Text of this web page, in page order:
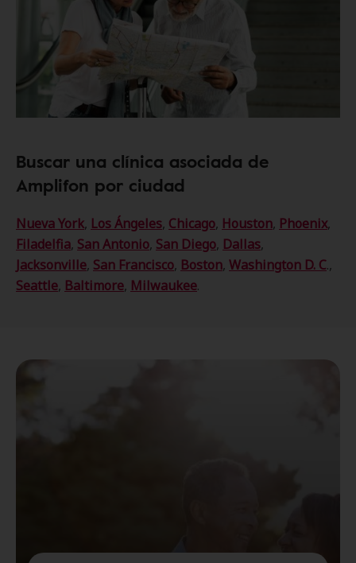
Buscar una clínica asociada de
Amplifon por ciudad
Nueva York, Los Ángeles, Chicago, Houston, Phoenix,
Filadelfia, San Antonio, San Diego, Dallas,
Jacksonville, San Francisco, Boston, Washington D. C.,
Seattle, Baltimore, Milwaukee.